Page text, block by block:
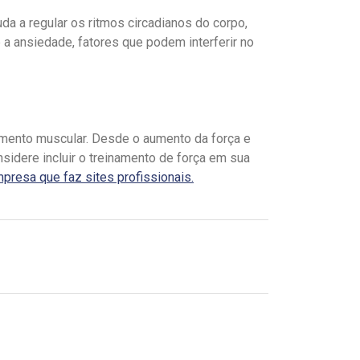
a regular os ritmos circadianos do corpo,
ansiedade, fatores que podem interferir no
muscular. Desde o aumento da força e
incluir o treinamento de força em sua
que faz sites profissionais.